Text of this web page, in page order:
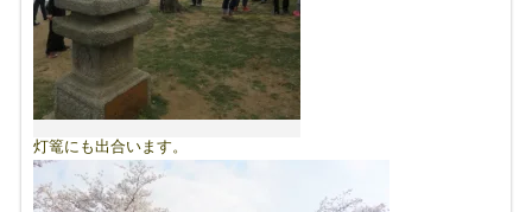
灯篭にも出合います。